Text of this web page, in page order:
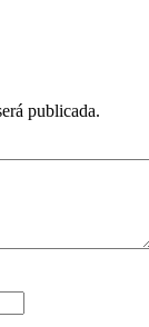
publicada.